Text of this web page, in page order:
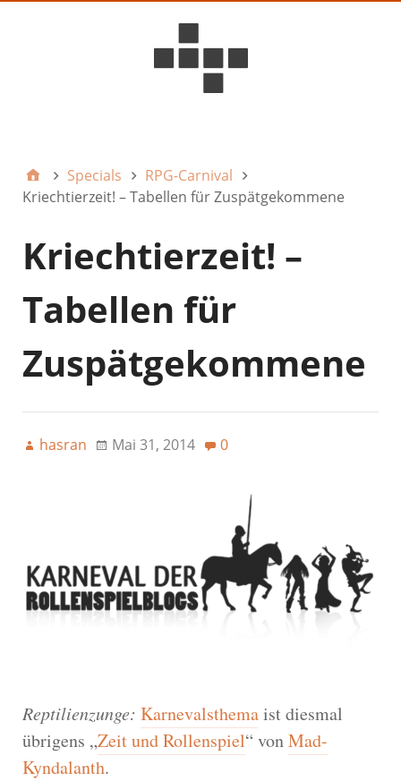
Specials
RPG-Carnival
Kriechtierzeit! – Tabellen für Zuspätgekommene
Kriechtierzeit! –
Tabellen für
Zuspätgekommene
hasran Mai 31, 2014 0
Reptilienzunge: Karnevalsthemaist diesmal
übrigens „Zeit und Rollenspiel“ vonMad-
Kyndalanth.